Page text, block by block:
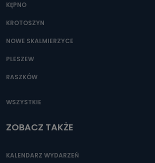
KĘPNO
KROTOSZYN
NOWE SKALMIERZYCE
PLESZEW
RASZKÓW
WSZYSTKIE
ZOBACZ TAKŻE
KALENDARZ WYDARZEŃ